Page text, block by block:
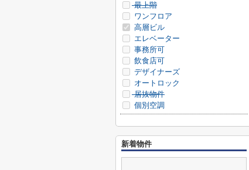
最上階
ワンフロア
高層ビル
エレベーター
事務所可
飲食店可
デザイナーズ
オートロック
居抜物件
個別空調
新着物件